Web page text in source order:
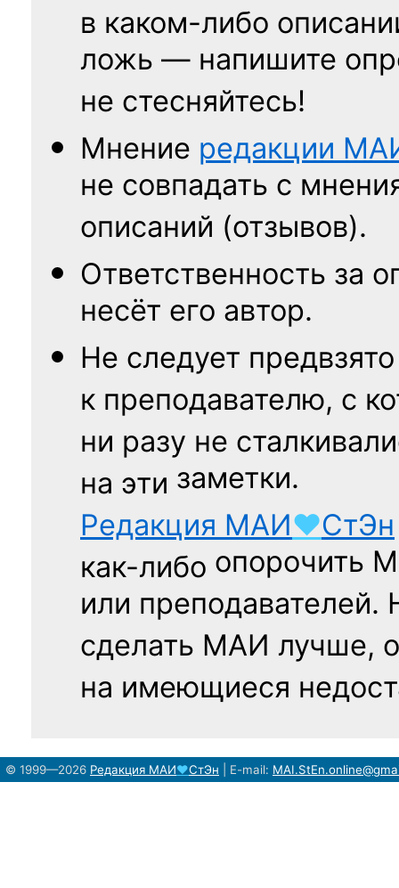
в каком-либо
ложь — напишите
не стесняйтесь!
Мнение редакции
не совпадать с
описаний (отзывов).
Ответственность за
несёт его автор.
Не следует
к преподавателю, с
ни разу не
на эти заметки.
Редакция МАИ♥СтЭн
как-либо опорочить
или
сделать МАИ лучше,
на имеющиеся
© 1999—2026 Редакция МАИ♥СтЭн E-mail: